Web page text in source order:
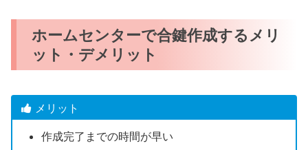
ホームセンターで合鍵作成するメリ
ット・デメリット
メリット
作成完了までの時間が早い